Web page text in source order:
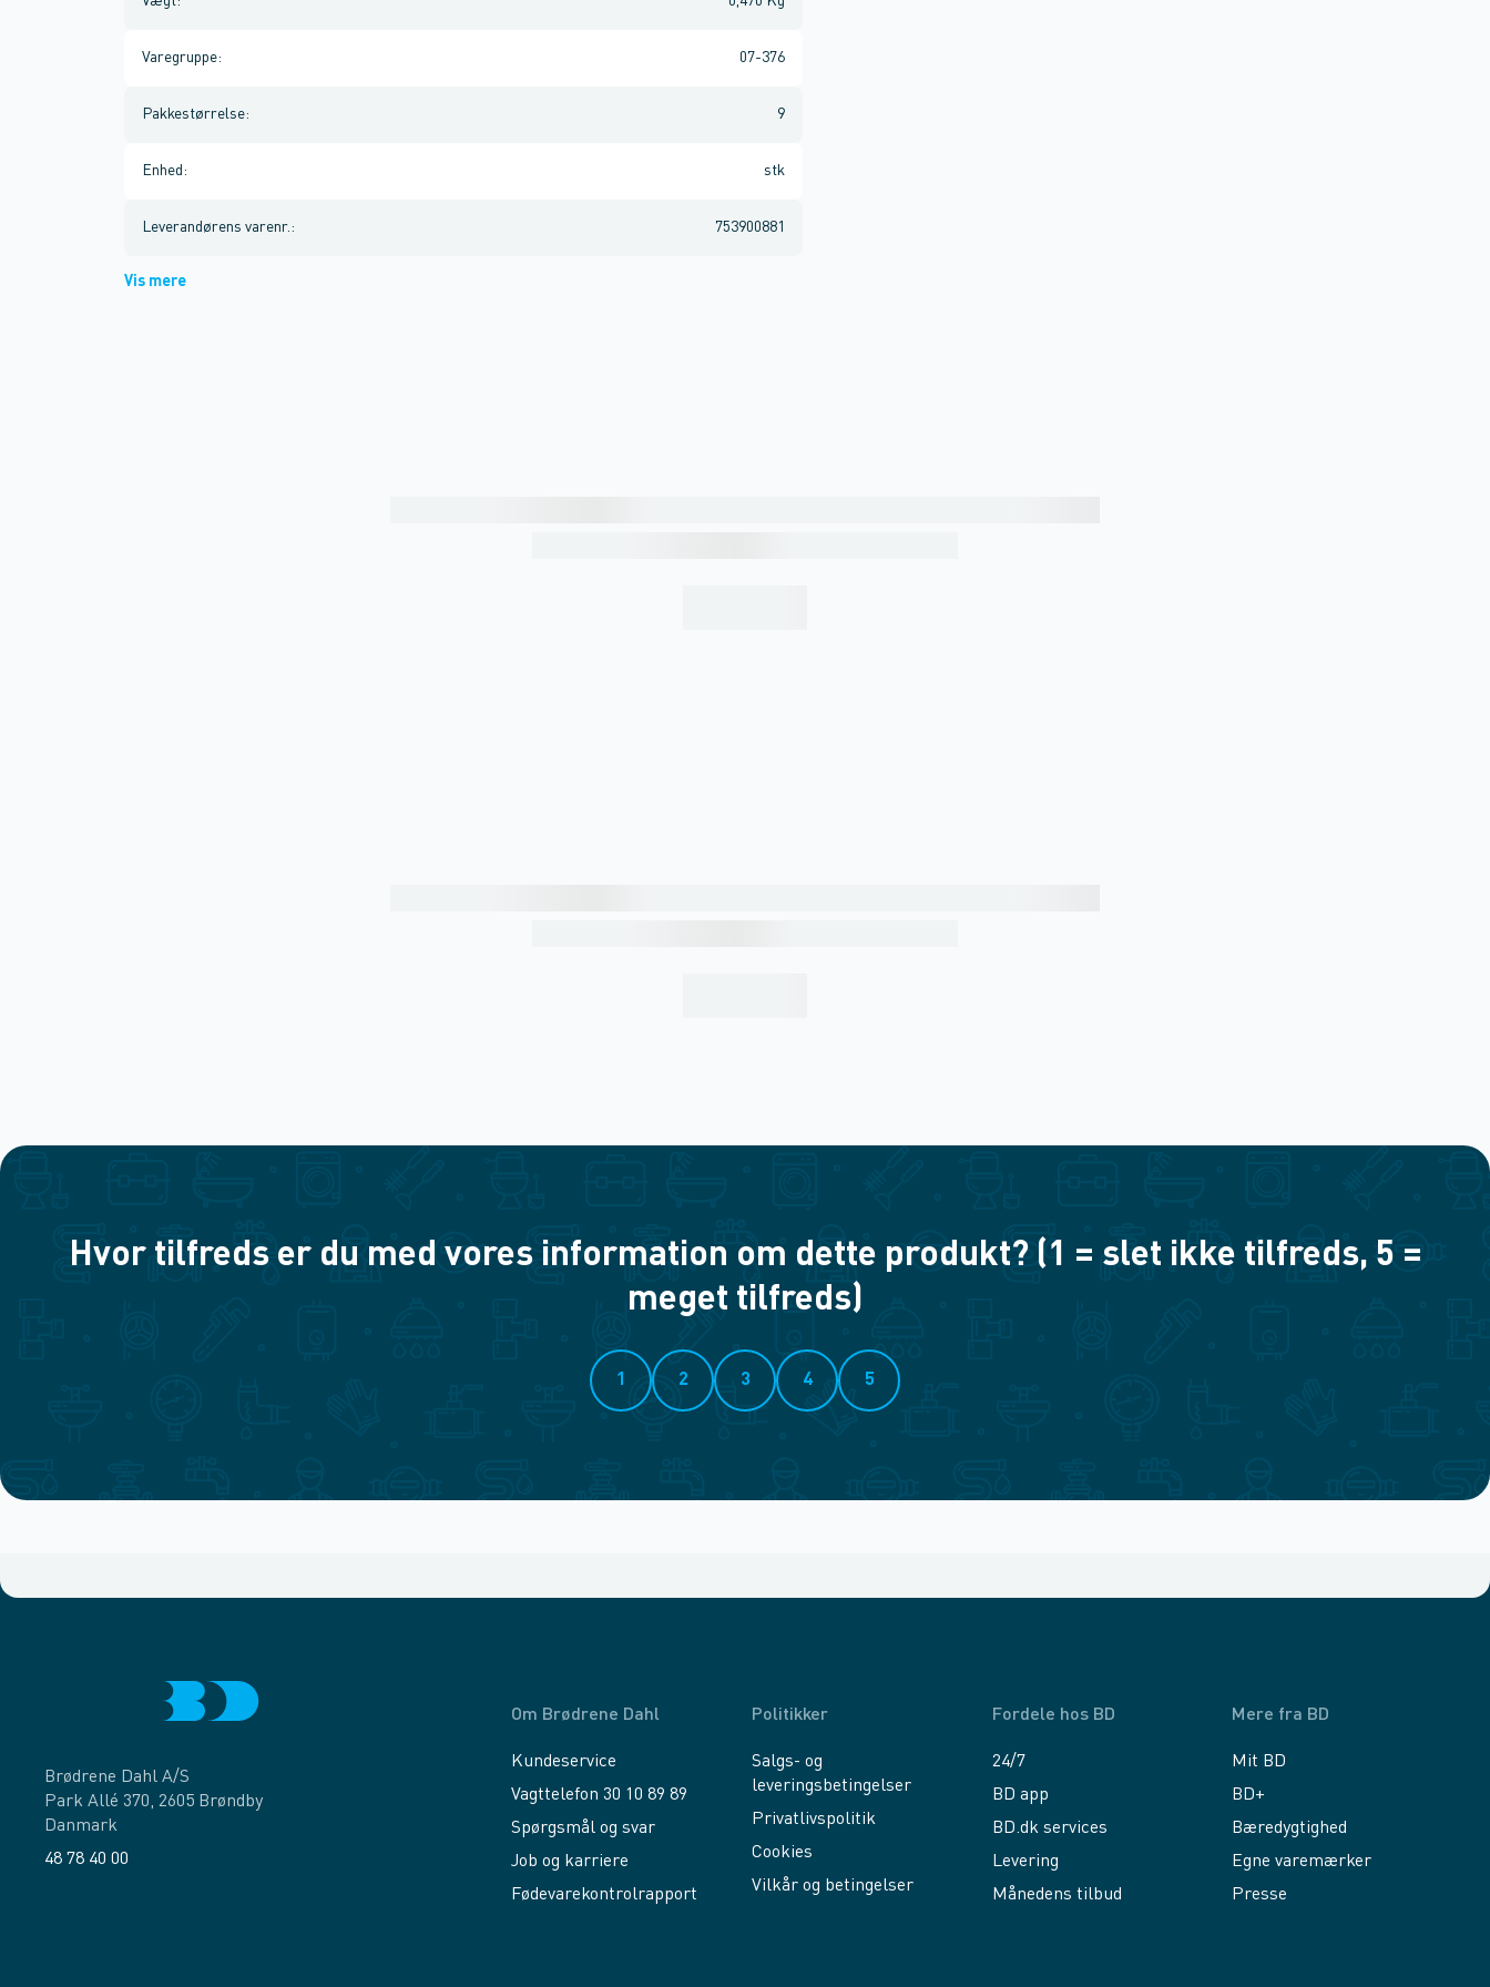
Varegruppe: 07-376
Pakkestørrelse: 9
Enhed : stk
Leverandørens varenr. : 753900881
Vis mere
Hvor tilfreds er du med vores information om dette produkt? (1 = slet ikke tilfreds, 5 =
meget tilfreds)
1 2 3 4 5
Brødrene Dahl A/S
Park Allé 370, 2605 Brøndby
Danmark
48 78 40 00
Om Brødrene Dahl
Kundeservice
Vagttelefon 30 10 89 89
Spørgsmål og svar
Job og karriere
Fødevarekontrolrapport
Politikker
Salgs- og
leveringsbetingelser
Privatlivspolitik
Cookies
Vilkår og betingelser
Fordele hos BD
24/7
BD app
BD.dk services
Levering
Månedens tilbud
Mere fra BD
Mit BD
BD+
Bæredygtighed
Egne varemærker
Presse